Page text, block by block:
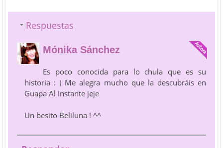
Respuestas
Mónika Sánchez
Es poco conocida para lo chula que es su
historia : ) Me alegra mucho que la descubráis en
Guapa Al Instante jeje
Un besito Beliluna ! ^^